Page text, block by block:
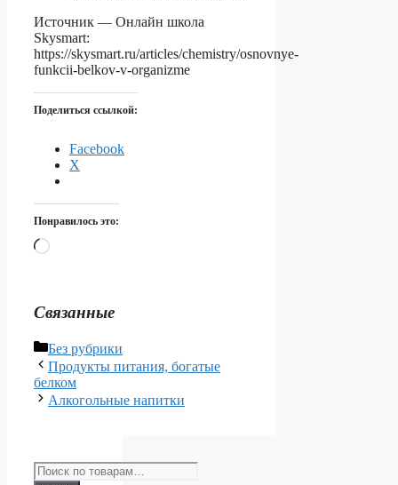
Источник — Онлайн школа
Skysmart:
https://skysmart.ru/articles/chemistry/osnovnye-
funkcii-belkov-v-organizme
Поделиться ссылкой:
Facebook
X
Понравилось это:
Загрузка…
Связанные
Рубрики
Без рубрики
Продукты питания, богатые
белком
Алкогольные напитки
Искать: